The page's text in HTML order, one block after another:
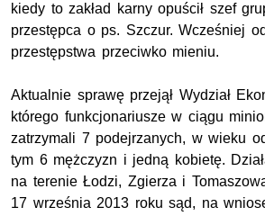
kiedy to zakład karny opuścił szef
przestępca o ps. Szczur. Wcześniej
przestępstwa przeciwko mieniu.
Aktualnie sprawę przejął Wydział
którego funkcjonariusze w ciągu
zatrzymali 7 podejrzanych, w wieku
tym 6 mężczyzn i jedną kobietę.
na terenie Łodzi, Zgierza i
17 września 2013 roku sąd, na